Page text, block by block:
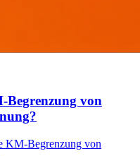
Begrenzung von
KM-Begrenzung von